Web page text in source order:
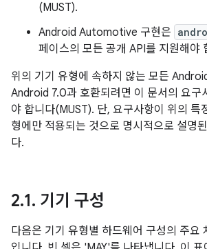
(MUST).
Android Automotive 구현은
페이스의 모든 공개 API를 지원해야
위의 기기 유형에 속하지 않는 모든
Android 7.0과 호환되려면 이 문서의 요구
야 합니다(MUST). 단, 요구사항이 위의 특
형에만 적용되는 것으로 명시적으로 설명
다.
2.1. 기기 구성
다음은 기기 유형별 하드웨어 구성의 주요